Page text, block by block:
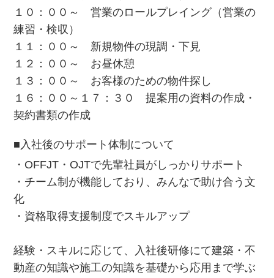
１０：００～ 営業のロールプレイング（営業の
練習・検収）
１１：００～ 新規物件の現調・下見
１２：００～ お昼休憩
１３：００～ お客様のための物件探し
１６：００～１７：３０ 提案用の資料の作成・
契約書類の作成
■入社後のサポート体制について
・OFFJT・OJTで先輩社員がしっかりサポート
・チーム制が機能しており、みんなで助け合う文
化
・資格取得支援制度でスキルアップ
経験・スキルに応じて、入社後研修にて建築・不
動産の知識や施工の知識を基礎から応用まで学ぶ